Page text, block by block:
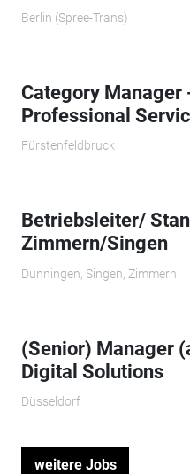
Berlin (Spree-Trans)
Category Manager
Professional
Fürstenfeldbruck
Betriebsleiter/
Zimmern/Singen
Dunningen, Singen, Zimmern
(Senior) Manager
Digital Solutions
Düsseldorf
weitere Jobs